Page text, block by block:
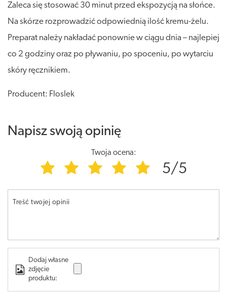
Zaleca się stosować 30 minut przed ekspozycją na słońce.
Na skórze rozprowadzić odpowiednią ilość kremu-żelu.
Preparat należy nakładać ponownie w ciągu dnia – najlepiej
co 2 godziny oraz po pływaniu, po spoceniu, po wytarciu
skóry ręcznikiem.
Producent: Floslek
Napisz swoją opinię
Twoja ocena:
5/5
Treść twojej opinii
Dodaj własne
zdjęcie
produktu: